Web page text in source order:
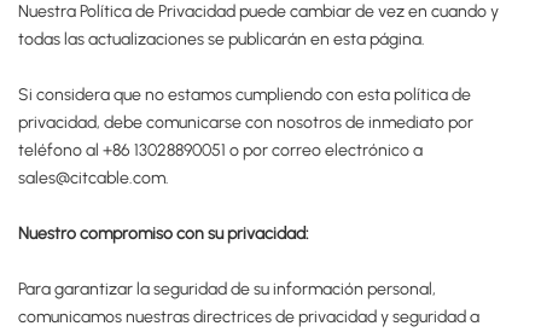
Nuestra Política de Privacidad puede cambiar de vez en cuando y
todas las actualizaciones se publicarán en esta página.
Si considera que no estamos cumpliendo con esta política de
privacidad, debe comunicarse con nosotros de inmediato por
teléfono al +86 13028890051 o por correo electrónico a
sales@citcable.com.
Nuestro compromiso con su privacidad:
Para garantizar la seguridad de su información personal,
comunicamos nuestras directrices de privacidad y seguridad a